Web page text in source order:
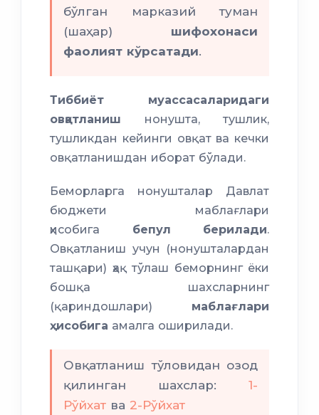
бўлган марказий туман
(шаҳар) шифохонаси
фаолият кўрсатади.
Тиббиёт муассасаларидаги
овқатланиш нонушта, тушлик,
тушликдан кейинги овқат ва кечки
овқатланишдан иборат бўлади.
Беморларга нонушталар Давлат
бюджети маблағлари
ҳисобига бепул берилади.
Овқатланиш учун (нонушталардан
ташқари) ҳақ тўлаш беморнинг ёки
бошқа шахсларнинг
(қариндошлари) маблағлари
ҳисобига амалга оширилади.
Овқатланиш тўловидан озод
қилинган шахслар: 1-
Рўйхат ва 2-Рўйхат